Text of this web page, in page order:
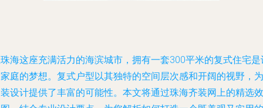
海这座充满活力的海滨城市，拥有一套300平米的复式住宅是
庭的梦想。复式户型以其独特的空间层次感和开阔的视野，为
设计提供了丰富的可能性。本文将通过珠海齐装网上的精选效